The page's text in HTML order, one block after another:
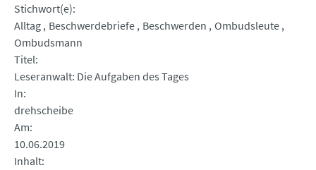
Stichwort(e)
Alltag Beschwerdebriefe Beschwerden Ombudsleute
Ombudsmann
Titel
Leseranwalt: Die Aufgaben des Tages
In
drehscheibe
Am
10.06.2019
Inhalt